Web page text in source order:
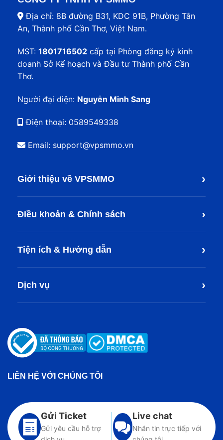
Địa chỉ: 8B đường B31, KDC 91B, Phường Tân
An, Thành phố Cần Thơ, Việt Nam.
MST: 1801716502 cấp tại Phòng đăng ký kinh
doanh Sở Kế hoạch và Đầu tư Thành phố Cần
Thơ.
Người đại diện: Nguyễn Minh Sang
Điện thoại: 0589549338
Email: support@vpsmmo.vn
Giới thiệu về VPSMMO ›
Điều khoản & Chính sách ›
Tiện ích & Hướng dẫn ›
Dịch vụ ›
LIÊN HỆ VỚI CHÚNG TÔI
Gửi Ticket
Gửi yêu cầu hỗ trợ
Live chat
Nhắn tin trực tiếp với